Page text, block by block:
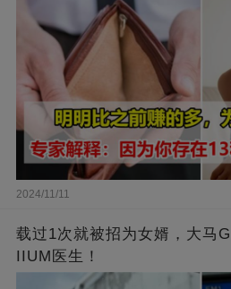
2024/11/11
载过1次就被招为女婿，大马
IIUM医生！